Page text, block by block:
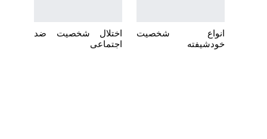
انواع شخصیت
خودشیفته
اختلال شخصیت ضد
اجتماعی